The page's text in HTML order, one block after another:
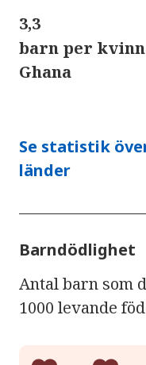
3,3
barn per
Ghana
Se statistik
länder
Barndödlighet
Antal barn som
1000 levande